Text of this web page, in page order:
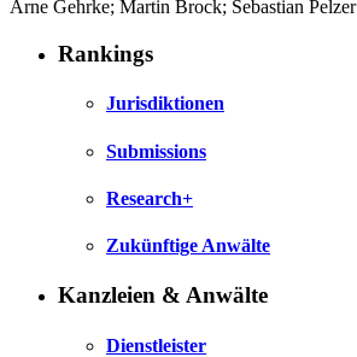
Arne Gehrke; Martin Brock; Sebastian Pelzer
Rankings
Jurisdiktionen
Submissions
Research+
Zukünftige Anwälte
Kanzleien & Anwälte
Dienstleister